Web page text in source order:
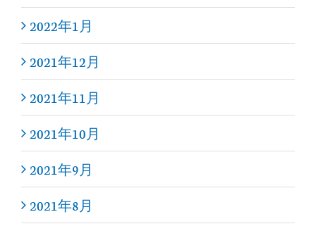
2022年1月
2021年12月
2021年11月
2021年10月
2021年9月
2021年8月